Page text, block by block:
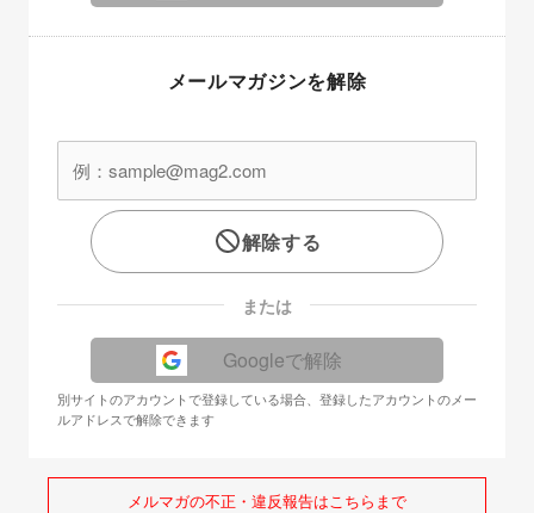
メールマガジンを解除
解除する
または
Googleで解除
別サイトのアカウントで登録している場合、登録したアカウントのメー
ルアドレスで解除できます
メルマガの不正・違反報告はこちらまで